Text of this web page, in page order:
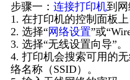
步骤一： 连接打印机到网
1. 在打印机的控制面板上
2. 选择“网络设置”或
3. 选择“无线设置向导”。
4. 打印机会搜索可用的
络名称（SSID）。